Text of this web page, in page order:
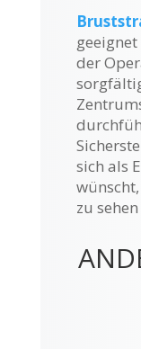
der
sich als
zu